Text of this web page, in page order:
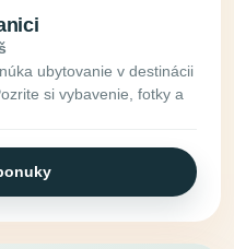
ubytovanie v destinácii
si vybavenie, fotky a